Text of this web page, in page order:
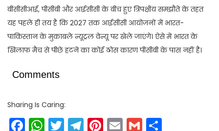
बीसीसीआई, पीसीबी और आईसीसी के बीच हुए त्रिपक्षीय समझौते के तहत
यह पहले ही तय है कि 2027 तक आईसीसी आयोजनों में भारत-
पाकिस्तान के मुकाबले न्यूट्रल वेन्यू पर खेले जाएंगे। ऐसे में भारत के
खिलाफ मैच से पीछे हटने का कोई ठोस कारण पीसीबी के पास नहीं है।
Comments
Sharing Is Caring:
Facebook
WhatsApp
Twitter
Telegram
Pinterest
EmailGmail